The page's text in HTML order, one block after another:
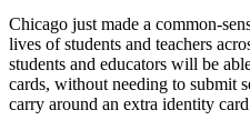
Chicago just made a common-
lives of students and teachers
students and educators will be
cards, without needing to submit
carry around an extra identity